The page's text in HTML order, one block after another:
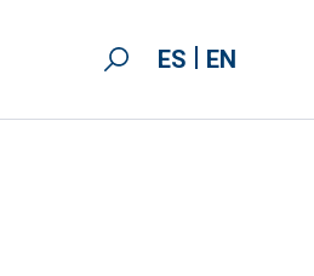
ES EN